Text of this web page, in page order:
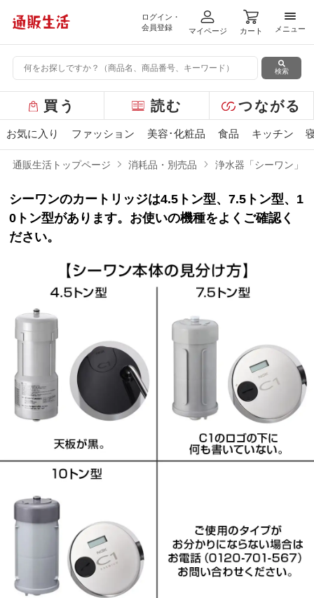
ログイン・
会員登録
マイページ カート
メニ
メニュー
検索
ー
バ
ュ
ー
買う 読む つながる
お気に入り ファッション 美容･化粧品 食品 キッチン
通販生活トップページ 消耗品・別売品 浄水器「シーワン」
シーワンのカートリッジは4.5トン型、7.5トン型、1
0トン型があります。お使いの機種をよくご確認く
ださい。